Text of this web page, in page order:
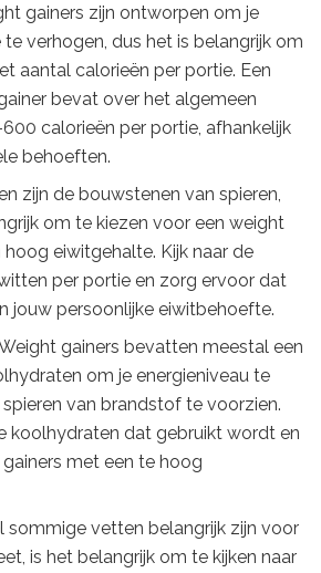
gainers zijn ontworpen om je
verhogen, dus het is belangrijk om
aantal calorieën per portie. Een
bevat over het algemeen
calorieën per portie, afhankelijk
behoeften.
zijn de bouwstenen van spieren,
om te kiezen voor een weight
eiwitgehalte. Kijk naar de
per portie en zorg ervoor dat
jouw persoonlijke eiwitbehoefte.
gainers bevatten meestal een
om je energieniveau te
van brandstof te voorzien.
koolhydraten dat gebruikt wordt en
met een te hoog
sommige vetten belangrijk zijn voor
is het belangrijk om te kijken naar